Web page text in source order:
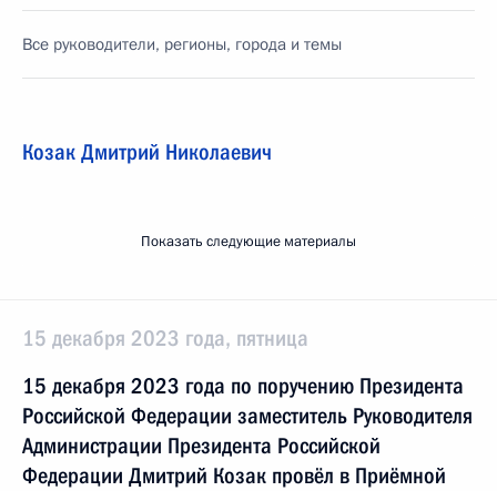
Все руководители, регионы, города и темы
Козак Дмитрий Николаевич
Показать следующие материалы
15 декабря 2023 года, пятница
15 декабря 2023 года по поручению Президента
Российской Федерации заместитель Руководителя
Администрации Президента Российской
Федерации Дмитрий Козак провёл в Приёмной